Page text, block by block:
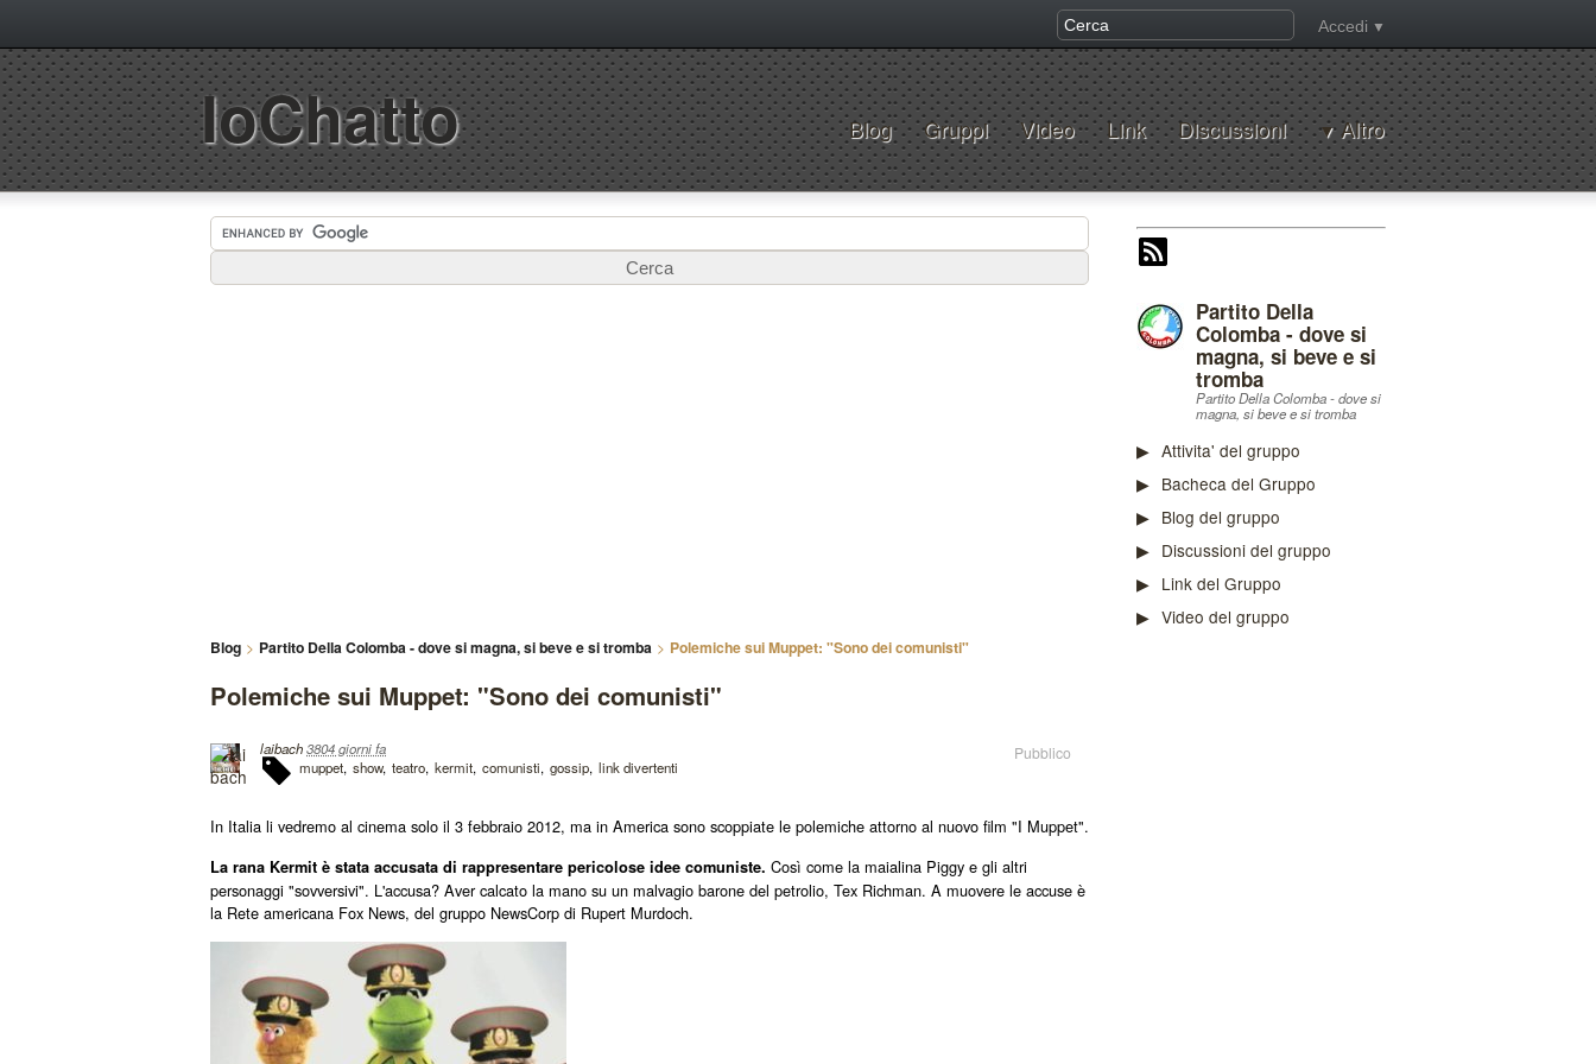
Accedi
IoChatto Blog Gruppi Video Link Discussioni Altro
Partito Della
Colomba - dove si
magna, si beve e si
tromba
Partito Della Colomba - dove si
magna, si beve e si tromba
Attivita' del gruppo
Bacheca del Gruppo
Blog del gruppo
Discussioni del gruppo
Link del Gruppo
Video del gruppo
Blog Partito Della Colomba - dove si magna, si beve e si tromba Polemiche sui Muppet: "Sono dei comunisti"
Polemiche sui Muppet: "Sono dei comunisti"
Pubblico
laibach3804 giorni fa
muppet show teatro kermit comunisti gossip link divertenti
In Italia li vedremo al cinema solo il 3 febbraio 2012, ma in America sono scoppiate le polemiche attorno al nuovo film "I Muppet".
La rana Kermit è stata accusata di rappresentare pericolose idee comuniste. Così come la maialina Piggy e gli altri
personaggi "sovversivi". L'accusa? Aver calcato la mano su un malvagio barone del petrolio, Tex Richman. A muovere le accuse è
la Rete americana Fox News, del gruppo NewsCorp di Rupert Murdoch.